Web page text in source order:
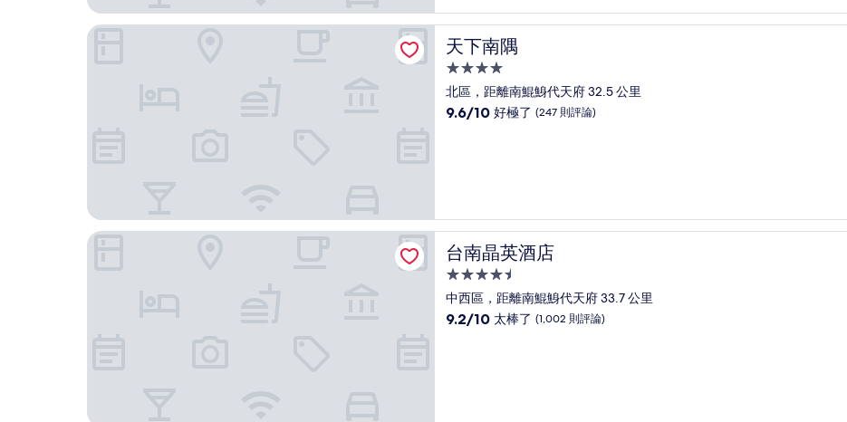
極
了，
(1,005
則
評
論)
天下南隅
天下南隅
4.0
星
級
北區，距離南鯤鯓代天府 32.5 公里
9.6
極
了，
(247
則
評
論)
9.6/10 好極了 (247 則評論)
天下南隅
台南晶英酒店
台南晶英酒店
4.5
星
級
中西區，距離南鯤鯓代天府 33.7 公里
9.2
9.2/10 太棒了 (1,002 則評論)
台南晶英酒店